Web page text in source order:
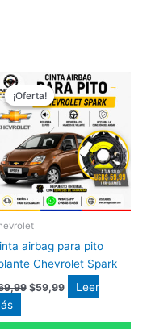
¡Oferta!
¡Oferta!
airbag para pito
Chevrolet Spark
precio
original
era:
$69,99.
$59,99
El
precio
actual
es:
$59,99.
Leer